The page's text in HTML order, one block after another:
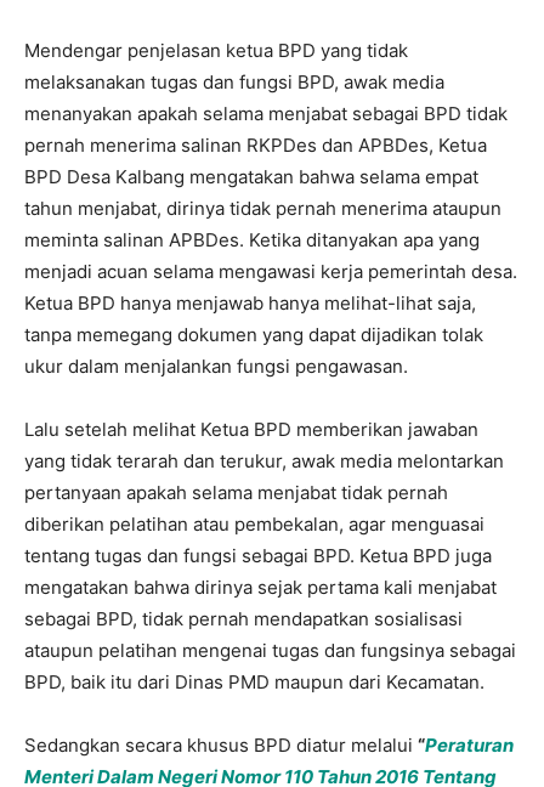
Mendengar penjelasan ketua BPD yang tidak
melaksanakan tugas dan fungsi BPD, awak media
menanyakan apakah selama menjabat sebagai BPD tidak
pernah menerima salinan RKPDes dan APBDes, Ketua
BPD Desa Kalbang mengatakan bahwa selama empat
tahun menjabat, dirinya tidak pernah menerima ataupun
meminta salinan APBDes. Ketika ditanyakan apa yang
menjadi acuan selama mengawasi kerja pemerintah desa.
Ketua BPD hanya menjawab hanya melihat-lihat saja,
tanpa memegang dokumen yang dapat dijadikan tolak
ukur dalam menjalankan fungsi pengawasan.
Lalu setelah melihat Ketua BPD memberikan jawaban
yang tidak terarah dan terukur, awak media melontarkan
pertanyaan apakah selama menjabat tidak pernah
diberikan pelatihan atau pembekalan, agar menguasai
tentang tugas dan fungsi sebagai BPD. Ketua BPD juga
mengatakan bahwa dirinya sejak pertama kali menjabat
sebagai BPD, tidak pernah mendapatkan sosialisasi
ataupun pelatihan mengenai tugas dan fungsinya sebagai
BPD, baik itu dari Dinas PMD maupun dari Kecamatan.
Sedangkan secara khusus BPD diatur melalui “Peraturan
Menteri Dalam Negeri Nomor 110 Tahun 2016 Tentang